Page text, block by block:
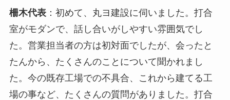
柵木代表：初めて、丸ヨ建設に伺いました。打合
室がモダンで、話し合いがしやすい雰囲気でし
た。営業担当者の方は初対面でしたが、会ったと
たんから、たくさんのことについて聞かれまし
た。今の既存工場での不具合、これから建てる工
場の事など、たくさんの質問がありました。打合